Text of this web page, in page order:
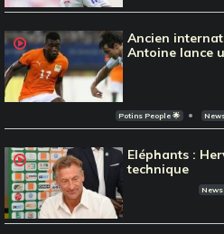
Ancien
Antoine lance
Potins People 🌟
Eléphants :
technique